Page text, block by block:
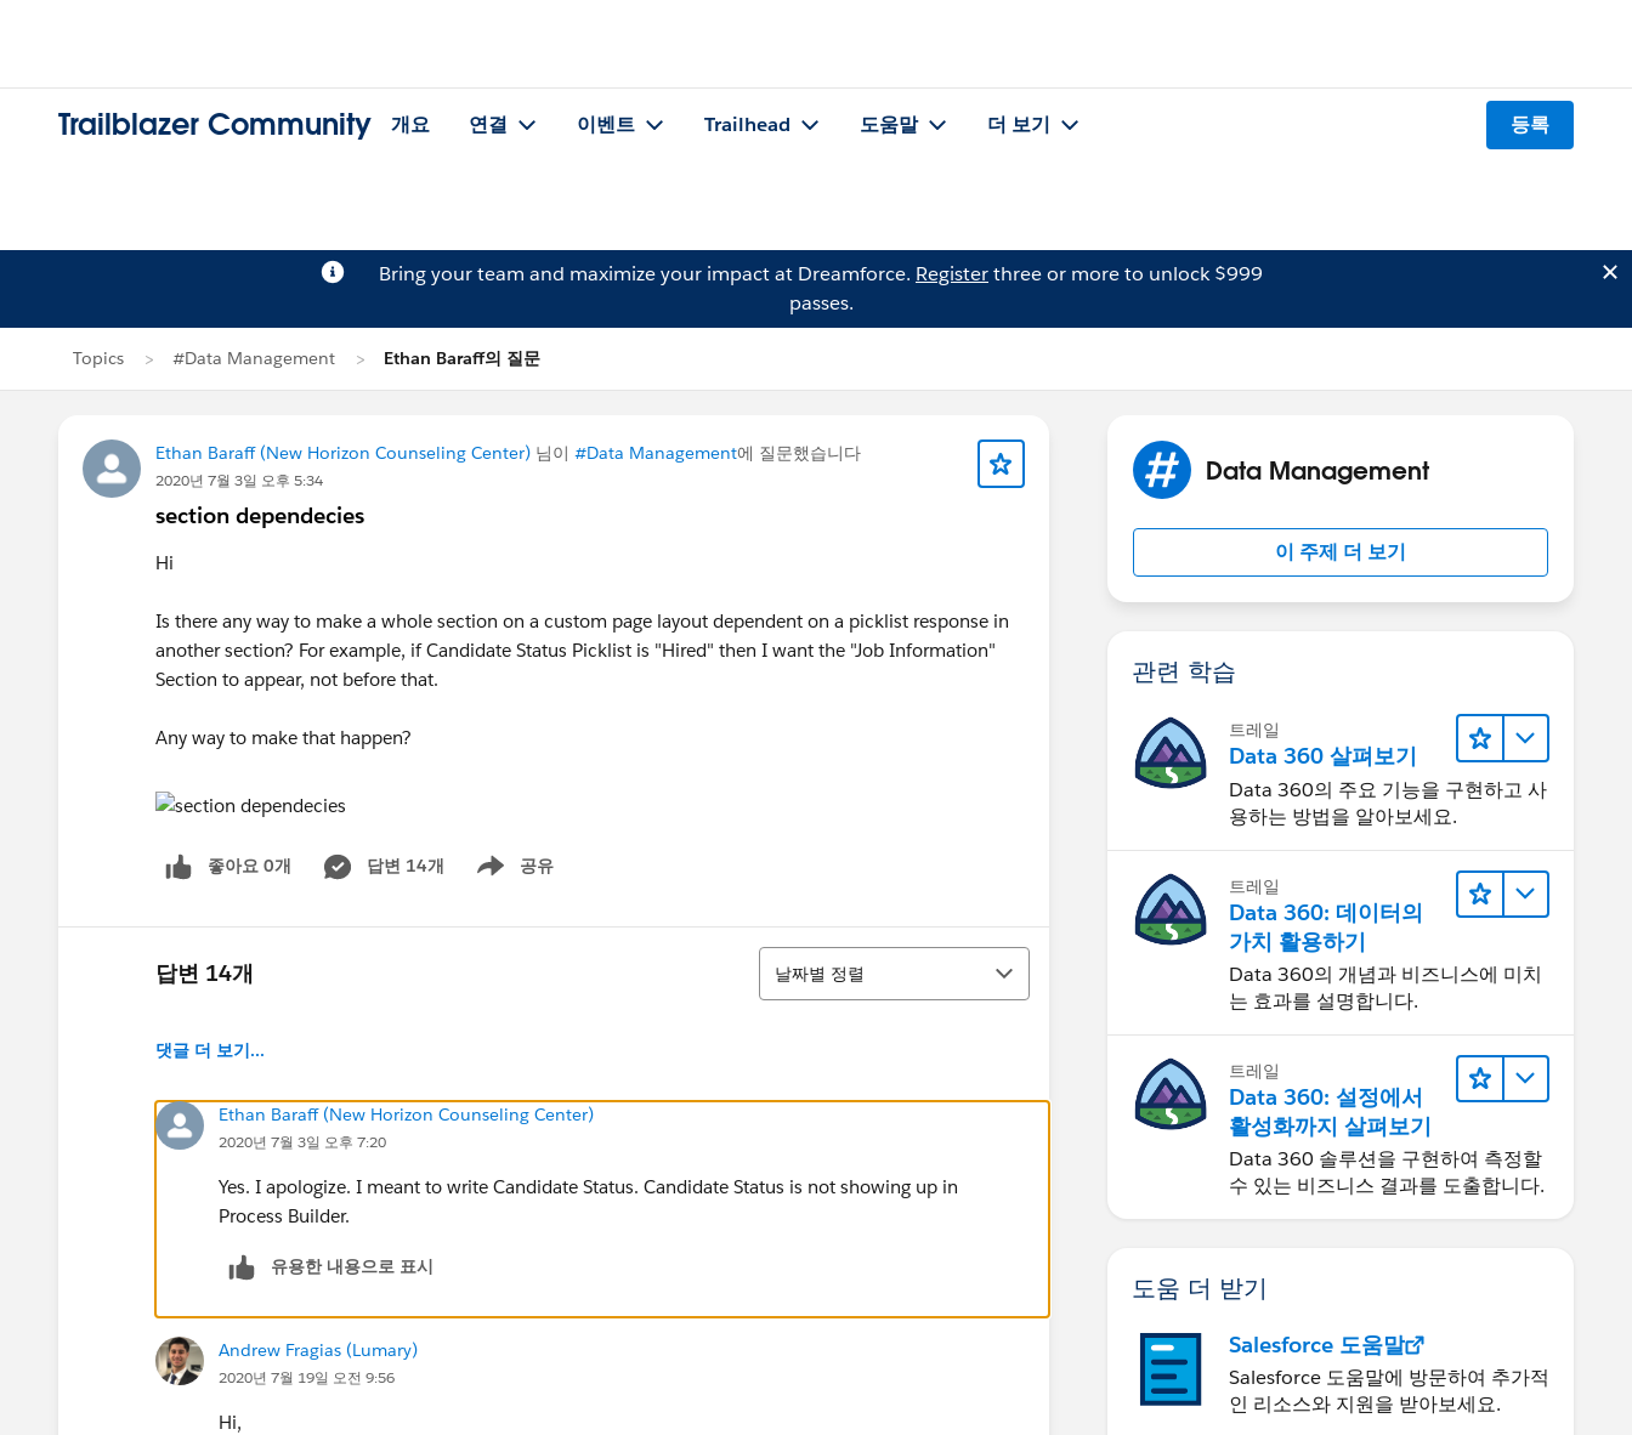
Trailblazer Community 개요 연결 이벤트 Trailhead 도움말 더 보기 등록
Bring your team and maximize your impact at Dreamforce. Registerthree or more to unlock $999
passes.
Topics #Data Management Ethan Baraff의 질문
Ethan Baraff (New Horizon Counseling Center) 님이 #Data Management에 질문했습니다
2020년 7월 3일 오후 5:34
section dependecies
Hi
Is there any way to make a whole section on a custom page layout dependent on a picklist response in
another section? For example, if Candidate Status Picklist is "Hired" then I want the "Job Information"
Section to appear, not before that.
Any way to make that happen?
좋아요 0개 답변 14개 공유
Show menu
답변 14개
정렬
날짜별 정렬
댓글 더 보기...
Ethan Baraff (New Horizon Counseling Center)
2020년 7월 3일 오후 7:20
Yes. I apologize. I meant to write Candidate Status. Candidate Status is not showing up in
Process Builder.
유용한 내용으로 표시
Andrew Fragias (Lumary)
2020년 7월 19일 오전 9:56
Hi,
Data Management
이 주제 더 보기
관련 학습
트레일
Data 360 살펴보기
Data 360의 주요 기능을 구현하고 사
용하는 방법을 알아보세요.
트레일
Data 360: 데이터의
가치 활용하기
Data 360의 개념과 비즈니스에 미치
는 효과를 설명합니다.
트레일
Data 360: 설정에서
활성화까지 살펴보기
Data 360 솔루션을 구현하여 측정할
수 있는 비즈니스 결과를 도출합니다.
도움 더 받기
Salesforce 도움말
Salesforce 도움말에 방문하여 추가적
인 리소스와 지원을 받아보세요.